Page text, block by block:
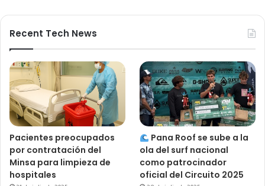
Recent Tech News
Pacientes preocupados
por contratación del
Minsa para limpieza de
hospitales
Pana Roof se sube a la
ola del surf nacional
como patrocinador
oficial del Circuito 2025